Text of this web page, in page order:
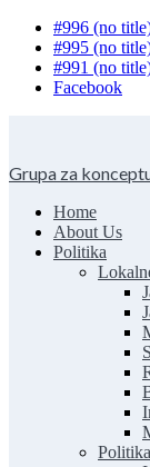
#996 (no
#995 (no
#991 (no
Facebook
Grupa za
Home
About Us
Politika